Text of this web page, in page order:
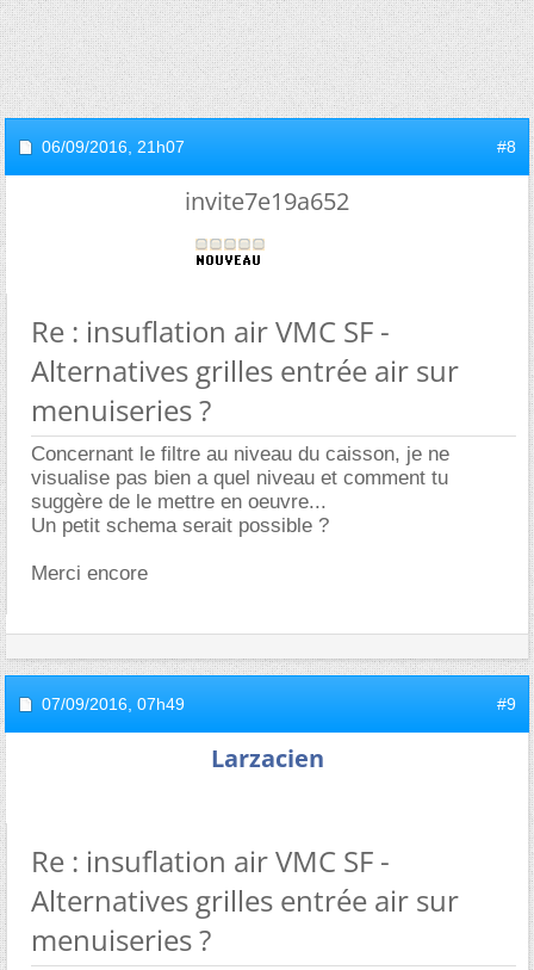
06/09/2016, 21h07 #8
invite7e19a652
Re : insuflation air VMC SF -
Alternatives grilles entrée air sur
menuiseries ?
Concernant le filtre au niveau du caisson, je ne
visualise pas bien a quel niveau et comment tu
suggère de le mettre en oeuvre...
Un petit schema serait possible ?
Merci encore
07/09/2016, 07h49 #9
Larzacien
Re : insuflation air VMC SF -
Alternatives grilles entrée air sur
menuiseries ?